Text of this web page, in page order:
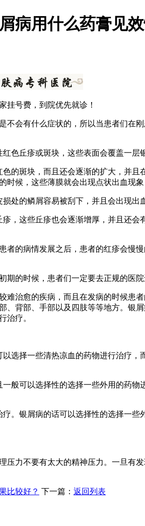
病用什么药膏见效
挂号费，到院优先就诊！
不会有什么症状的，所以当患者们在
色丘疹或斑块，这些表面会覆盖一层
的斑块，而且还会逐渐的扩大，并
候，这些薄膜就会出现点状出血现象
处的鳞屑容易被刮下，并且会出现出
，这些丘疹也会逐渐增厚，并且还
者的病情发展之后，患者的红疹会慢
的时候，患者们一定要去正规的医
难治愈的疾病，而且在发病的时候患
、背部、手部以及四肢等等地方。
治疗。
选择一些清热凉血的药物进行治疗
般可以选择性的选择一些外用的药
。银屑病的话可以选择性的选择一
压力不要有太大的精神压力。一旦有
比较好？ 下一篇： 返回列表